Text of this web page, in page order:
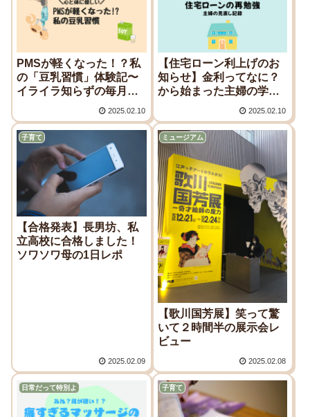
PMSが軽くなった！？私
の「豆乳習慣」体験記〜
イライラ知らずの毎月
2025.02.10
【住宅ローン利上げのお
知らせ】金利ってなに？
から始まった主婦の学び
2025.02.10
子育て
【合格発表】長男坊、私
立高校に合格しました！
ソワソワ母の1日レポ
2025.02.09
ミュージアム
【歌川国芳展】笑って驚
いて２時間半の展示会レ
ビュー
2025.02.08
日常だって特別よ 子育て